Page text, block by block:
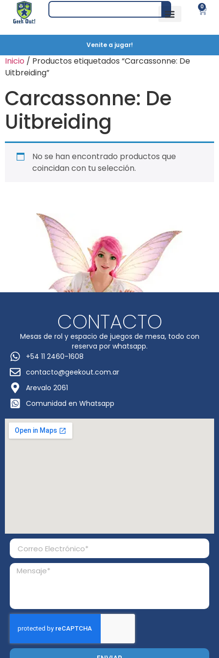
0
Venite a jugar!
Inicio / Productos etiquetados “Carcassonne: De
Uitbreiding”
Carcassonne: De
Uitbreiding
No se han encontrado productos que
coincidan con tu selección.
CONTACTO
Mesas de rol y espacio de juegos de mesa, todo con
reserva por whatsapp.
+54 11 2460-1608
contacto@geekout.com.ar
Arevalo 2061
Comunidad en Whatsapp